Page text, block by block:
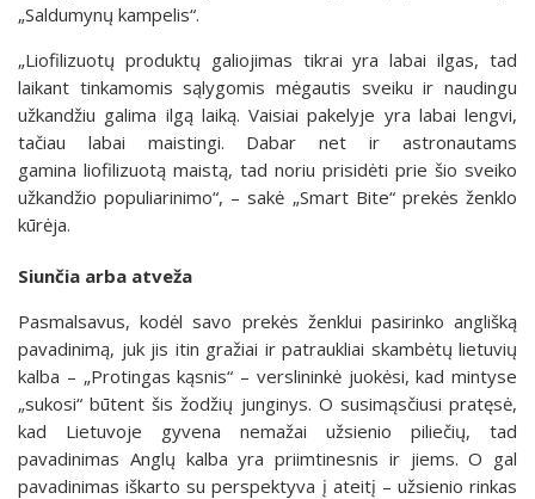
„Saldumynų kampelis“.
„Liofilizuotų produktų galiojimas tikrai yra labai ilgas, tad
laikant tinkamomis sąlygomis mėgautis sveiku ir naudingu
užkandžiu galima ilgą laiką. Vaisiai pakelyje yra labai lengvi,
tačiau labai maistingi. Dabar net ir astronautams
gamina liofilizuotą maistą, tad noriu prisidėti prie šio sveiko
užkandžio populiarinimo“, – sakė „Smart Bite“ prekės ženklo
kūrėja.
Siunčia arba atveža
Pasmalsavus, kodėl savo prekės ženklui pasirinko anglišką
pavadinimą, juk jis itin gražiai ir patraukliai skambėtų lietuvių
kalba – „Protingas kąsnis“ – verslininkė juokėsi, kad mintyse
„sukosi“ būtent šis žodžių junginys. O susimąsčiusi pratęsė,
kad Lietuvoje gyvena nemažai užsienio piliečių, tad
pavadinimas Anglų kalba yra priimtinesnis ir jiems. O gal
pavadinimas iškarto su perspektyva į ateitį – užsienio rinkas